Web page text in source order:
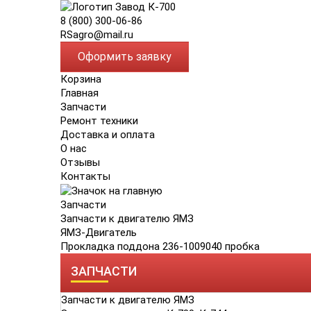
8 (800) 300-06-86
RSagro@mail.ru
Оформить заявку
Корзина
Главная
Запчасти
Ремонт техники
Доставка и оплата
О нас
Отзывы
Контакты
Запчасти
Запчасти к двигателю ЯМЗ
ЯМЗ-Двигатель
Прокладка поддона 236-1009040 пробка
ЗАПЧАСТИ
Запчасти к двигателю ЯМЗ